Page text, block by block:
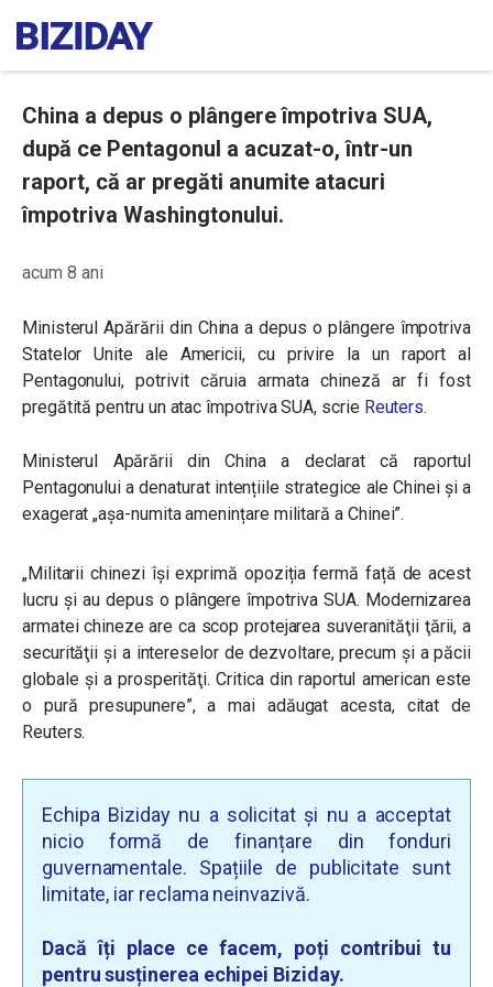
China a depus o plângere împotriva SUA,
după ce Pentagonul a acuzat-o, într-un
raport, că ar pregăti anumite atacuri
împotriva Washingtonului.
acum 8 ani
Ministerul Apărării din China a depus o plângere împotriva
Statelor Unite ale Americii, cu privire la un raport al
Pentagonului, potrivit căruia armata chineză ar fi fost
pregătită pentru un atac împotriva SUA, scrie Reuters.
Ministerul Apărării din China a declarat că raportul
Pentagonului a denaturat intențiile strategice ale Chinei și a
exagerat „așa-numita amenințare militară a Chinei”.
„Militarii chinezi își exprimă opoziția fermă față de acest
lucru și au depus o plângere împotriva SUA. Modernizarea
armatei chineze are ca scop protejarea suveranităţii ţării, a
securităţii şi a intereselor de dezvoltare, precum şi a păcii
globale şi a prosperităţi. Critica din raportul american este
o pură presupunere”, a mai adăugat acesta, citat de
Reuters.
Echipa Biziday nu a solicitat și nu a acceptat
nicio formă de finanțare din fonduri
guvernamentale. Spațiile de publicitate sunt
limitate, iar reclama neinvazivă.
Dacă îți place ce facem, poți contribui tu
pentru susținerea echipei Biziday.